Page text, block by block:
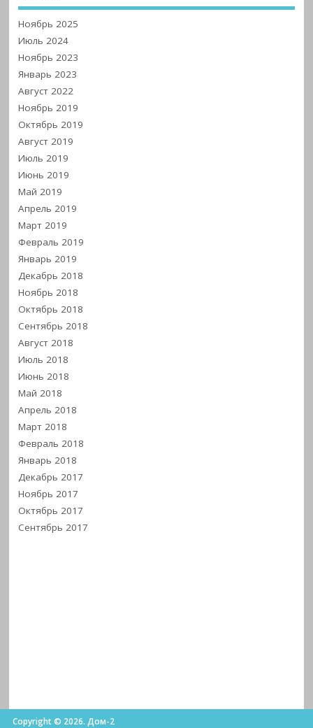
Ноябрь 2025
Июль 2024
Ноябрь 2023
Январь 2023
Август 2022
Ноябрь 2019
Октябрь 2019
Август 2019
Июль 2019
Июнь 2019
Май 2019
Апрель 2019
Март 2019
Февраль 2019
Январь 2019
Декабрь 2018
Ноябрь 2018
Октябрь 2018
Сентябрь 2018
Август 2018
Июль 2018
Июнь 2018
Май 2018
Апрель 2018
Март 2018
Февраль 2018
Январь 2018
Декабрь 2017
Ноябрь 2017
Октябрь 2017
Сентябрь 2017
Copyright © 2026. Дом-2